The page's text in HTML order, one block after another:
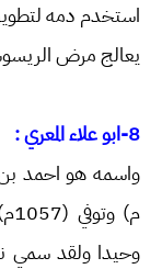
يعالج مرض
8-ابو علاء المعري :
وحيدا ولقد سمي